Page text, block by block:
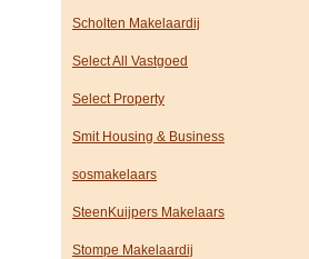
Scholten Makelaardij
Select All Vastgoed
Select Property
Smit Housing & Business
sosmakelaars
SteenKuijpers Makelaars
Stompe Makelaardij